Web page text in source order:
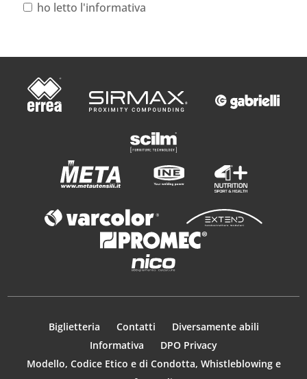
ho letto l'informativa
Biglietteria Contatti
Diversamente abili
Informativa
DPO Privacy
Modello, Codice Etico e di Condotta, Whistleblowing e